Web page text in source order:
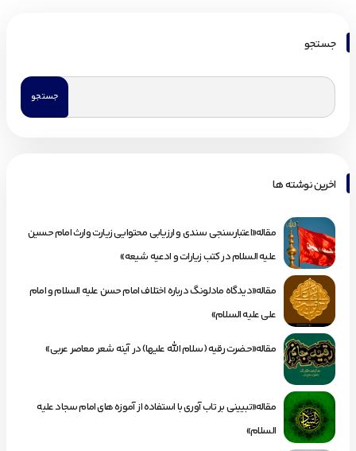
جستجو
اخرین نوشته ها
مقاله«اعتبارسنجی سندی و ارزیابی محتوایی زیارت وارث امام حسین
علیه السلام در کتب زیارات و ادعیه شیعه»
مقاله«دیدگاه مادلونگ درباره اختلاف امام حسن علیه السلام و امام
علی علیه السلام»
مقاله«حضرت رقیه (سلام الله علیها) در آینه شعر معاصر عربی»
مقاله«تبیینی بر تاب آوری با استفاده از آموزه های امام سجاد علیه
السلام»